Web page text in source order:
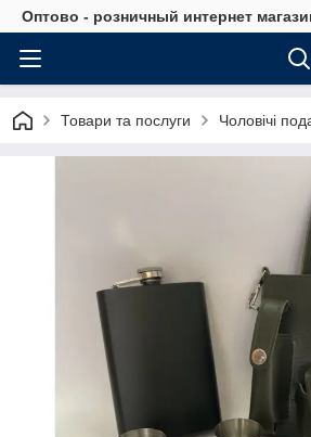
Оптово - розничный интернет
Товари та послуги Чоловічі